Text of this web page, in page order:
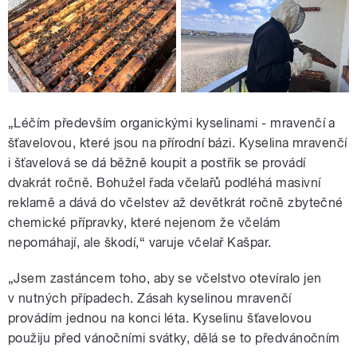
„Léčím především organickými kyselinami - mravenčí a
šťavelovou, které jsou na přírodní bázi. Kyselina mravenčí
i šťavelová se dá běžně koupit a postřik se provádí
dvakrát ročně. Bohužel řada včelařů podléhá masivní
reklamě a dává do včelstev až devětkrát ročně zbytečné
chemické přípravky, které nejenom že včelám
nepomáhají, ale škodí,“ varuje včelař Kašpar.
„Jsem zastáncem toho, aby se včelstvo otevíralo jen
v nutných případech. Zásah kyselinou mravenčí
provádím jednou na konci léta. Kyselinu šťavelovou
použiju před vánočními svátky, dělá se to předvánočním